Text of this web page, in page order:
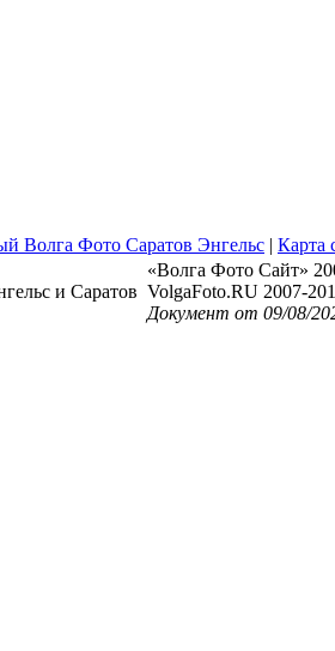
Волга Фото Саратов Энгельс | Карта
и Саратов
«Волга Фото Сайт»
VolgaFoto.RU 2007-
Документ от 09/08/